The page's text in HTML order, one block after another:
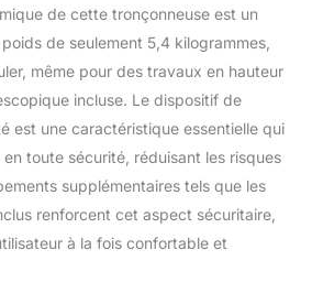
à double verrouillage
nécessitant l'activation
de deux boutons pour
démarrer, de protections
contre les courts-circuits
et plus encore. Des
lunettes et des gants de
sécurité sont aussi
fournis, renforçant votre
l'utilisation SYSTÈME DE
de cette tronçonneuse est un
de seulement 5,4 kilogrammes,
même pour des travaux en hauteur
incluse. Le dispositif de
est une caractéristique essentielle qui
toute sécurité, réduisant les risques
supplémentaires tels que les
renforcent cet aspect sécuritaire,
à la fois confortable et